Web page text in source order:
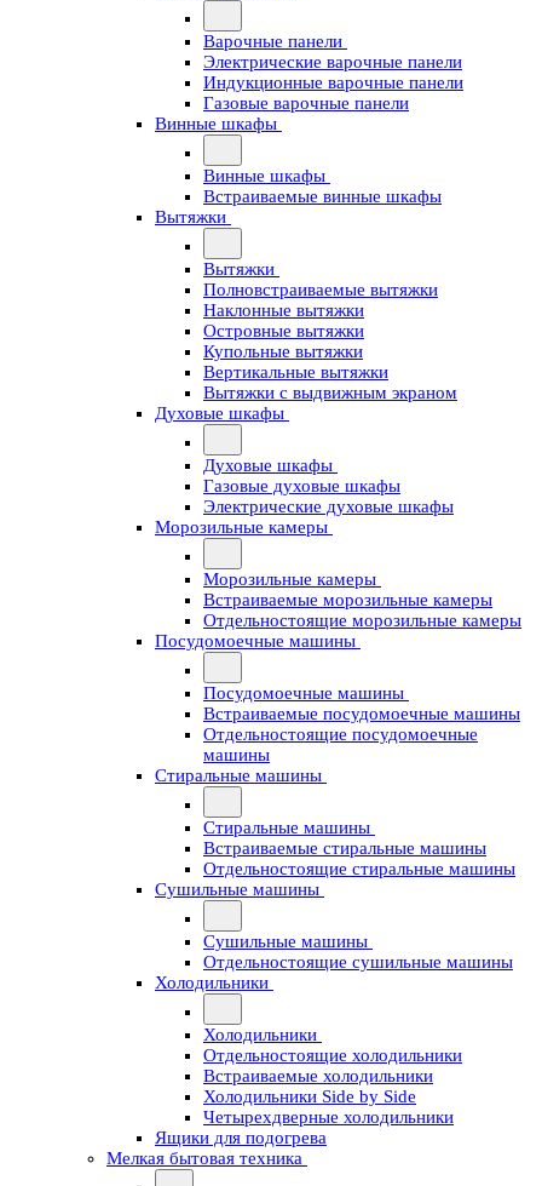
Варочные панели
Электрические варочные панели
Индукционные варочные панели
Газовые варочные панели
Винные шкафы
Винные шкафы
Встраиваемые винные шкафы
Вытяжки
Вытяжки
Полновстраиваемые вытяжки
Наклонные вытяжки
Островные вытяжки
Купольные вытяжки
Вертикальные вытяжки
Вытяжки с выдвижным экраном
Духовые шкафы
Духовые шкафы
Газовые духовые шкафы
Электрические духовые шкафы
Морозильные камеры
Морозильные камеры
Встраиваемые морозильные камеры
Отдельностоящие морозильные камеры
Посудомоечные машины
Посудомоечные машины
Встраиваемые посудомоечные машины
Отдельностоящие посудомоечные
машины
Стиральные машины
Стиральные машины
Встраиваемые стиральные машины
Отдельностоящие стиральные машины
Сушильные машины
Сушильные машины
Отдельностоящие сушильные машины
Холодильники
Холодильники
Отдельностоящие холодильники
Встраиваемые холодильники
Холодильники Side by Side
Четырехдверные холодильники
Ящики для подогрева
Мелкая бытовая техника